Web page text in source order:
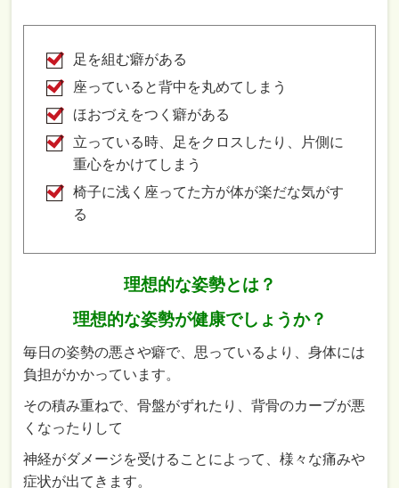
足を組む癖がある
座っていると背中を丸めてしまう
ほおづえをつく癖がある
立っている時、足をクロスしたり、片側に
重心をかけてしまう
椅子に浅く座ってた方が体が楽だな気がす
る
理想的な姿勢とは？
理想的な姿勢が健康でしょうか？
毎日の姿勢の悪さや癖で、思っているより、身体には
負担がかかっています。
その積み重ねで、骨盤がずれたり、背骨のカーブが悪
くなったりして
神経がダメージを受けることによって、様々な痛みや
症状が出てきます。